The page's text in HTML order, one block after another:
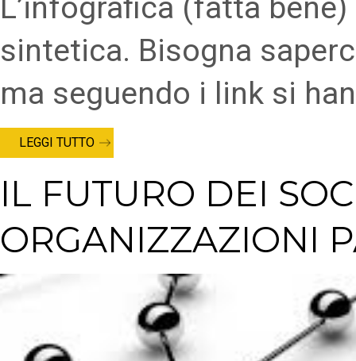
L’infografica (fatta
sintetica. Bisogna
ma seguendo i link si
LEGGI TUTTO
IL FUTURO DEI
ORGANIZZAZIONI